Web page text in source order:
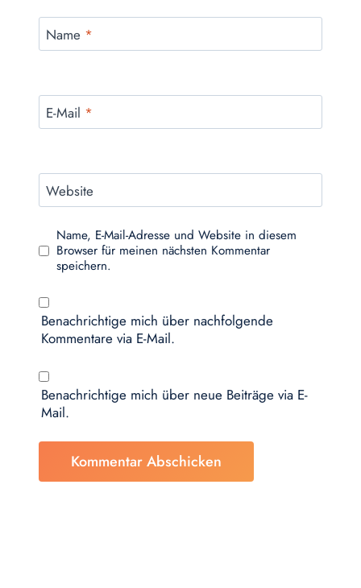
Name *
E-Mail *
Website
Name, E-Mail-Adresse und Website in diesem
Browser für meinen nächsten Kommentar
speichern.
Benachrichtige mich über nachfolgende
Kommentare via E-Mail.
Benachrichtige mich über neue Beiträge via E-
Mail.